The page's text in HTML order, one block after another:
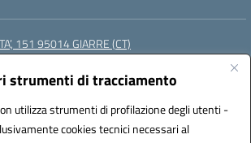
strumenti di tracciamento
utilizza strumenti di profilazione degli utenti -
cookies tecnici necessari al
151 95014 GIARRE (CT)
(PEC):ctmm151004@pec.istruzione.it
CTMM151004